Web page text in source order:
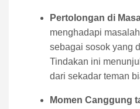
Pertolongan di
menghadapi
sebagai sosok yang
Tindakan ini
dari sekadar teman
Momen Canggung